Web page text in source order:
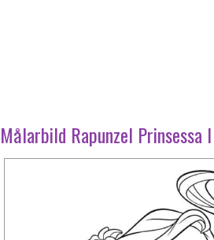
Målarbild Rapunzel Prinsessa